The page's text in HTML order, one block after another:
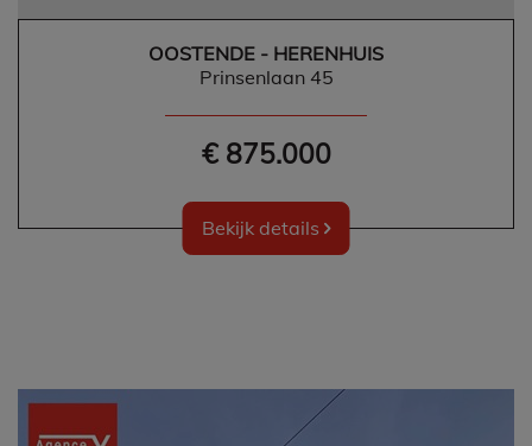
OOSTENDE - HERENHUIS
Prinsenlaan 45
€ 875.000
Bekijk details